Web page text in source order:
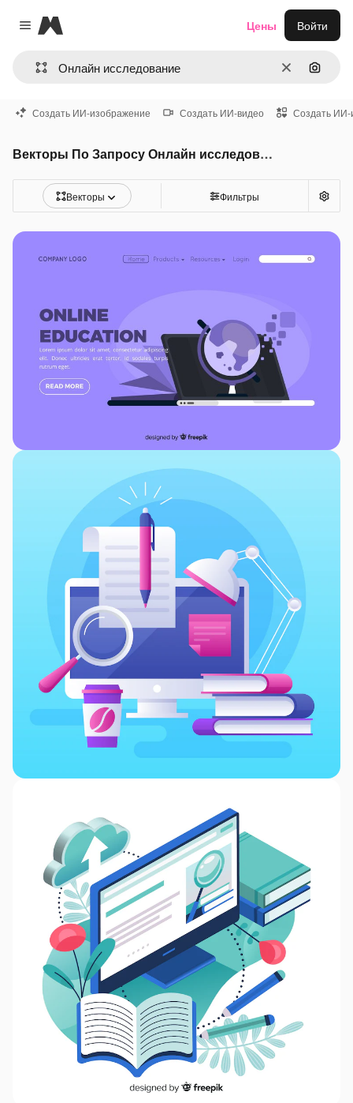
Close menu
Magnific
ОчиститьПоиск
Цены Войти
Создать ИИ-изображение Создать ИИ-видео Создать ИИ-
Векторы По Запросу Онлайн исследование
Векторы Фильтры